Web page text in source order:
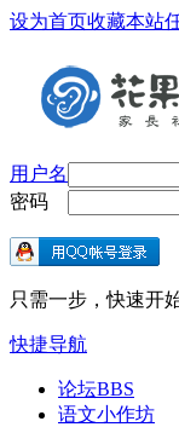
设为首页收藏本站
用户名
密码
只需一步，快速开
快捷导航
论坛BBS
语文小作坊